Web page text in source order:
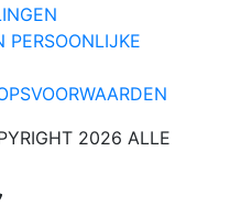
PERSOONLIJKE
2026 ALLE